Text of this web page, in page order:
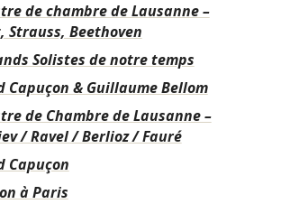
de chambre de Lausanne –
Strauss, Beethoven
Solistes de notre temps
Capuçon & Guillaume Bellom
de Chambre de Lausanne –
/ Ravel / Berlioz / Fauré
Capuçon
à Paris